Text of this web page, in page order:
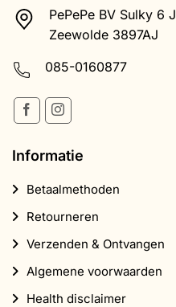
PePePe BV Sulky 6 J
Zeewolde 3897AJ
085-0160877
Informatie
Betaalmethoden
Retourneren
Verzenden & Ontvangen
Algemene voorwaarden
Health disclaimer